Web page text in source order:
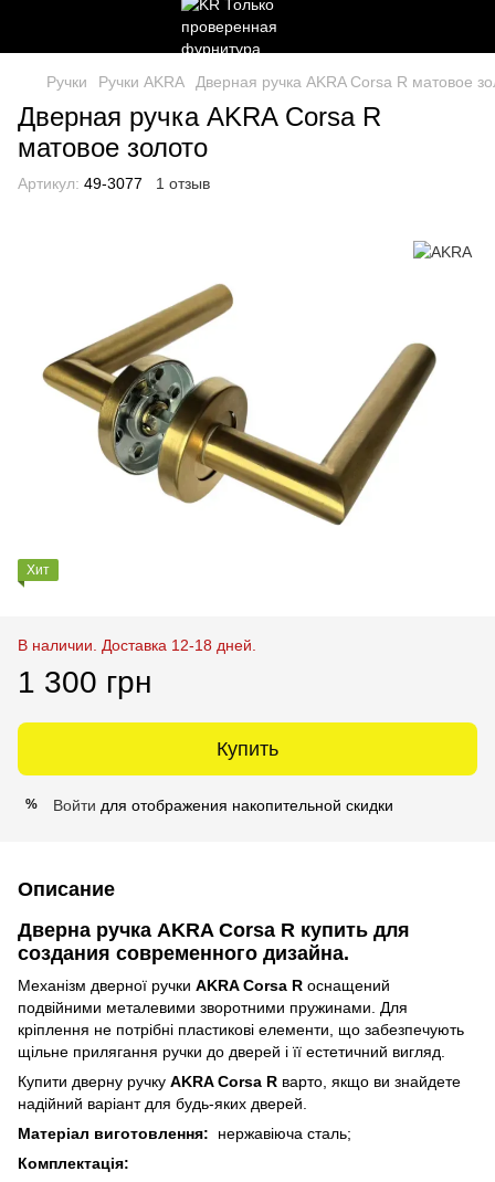
Ручки Ручки AKRA Дверная ручка AKRA Corsa R матовое
Дверная ручка AKRA Corsa R
матовое золото
Артикул: 49-3077 1 отзыв
Хит
В наличии. Доставка 12-18 дней.
1 300 грн
Купить
% Войти для отображения накопительной скидки
Описание
Дверна ручка AKRA Corsa R купить для
создания современного дизайна.
Механізм дверної ручки AKRA Corsa R оснащений
подвійними металевими зворотними пружинами. Для
кріплення не потрібні пластикові елементи, що забезпечують
щільне прилягання ручки до дверей і її естетичний вигляд.
Купити дверну ручку AKRA Corsa R варто, якщо ви знайдете
надійний варіант для будь-яких дверей.
Матеріал виготовлення:
нержавіюча сталь;
Комплектація: